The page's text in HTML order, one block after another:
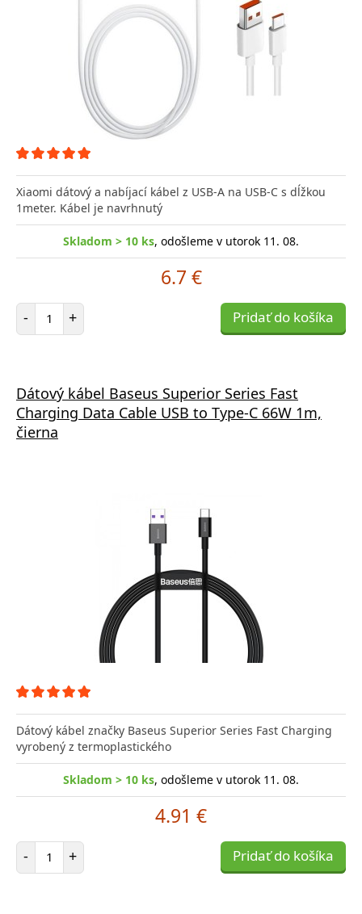
Xiaomi dátový a nabíjací kábel z USB-A na USB-C s dĺžkou
1meter. Kábel je navrhnutý
Skladom > 10 ks, odošleme v utorok 11. 08.
6.7 €
- Počet položiek
+ Pridať do košíka
Dátový kábel Baseus Superior Series Fast
Charging Data Cable USB to Type-C 66W 1m,
čierna
Dátový kábel značky Baseus Superior Series Fast Charging
vyrobený z termoplastického
Skladom > 10 ks, odošleme v utorok 11. 08.
4.91 €
- Počet položiek
+ Pridať do košíka